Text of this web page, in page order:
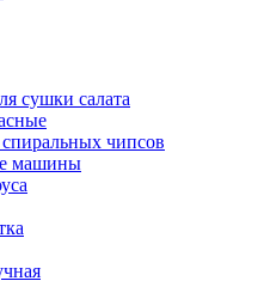
сушки салата
чипсов
машины